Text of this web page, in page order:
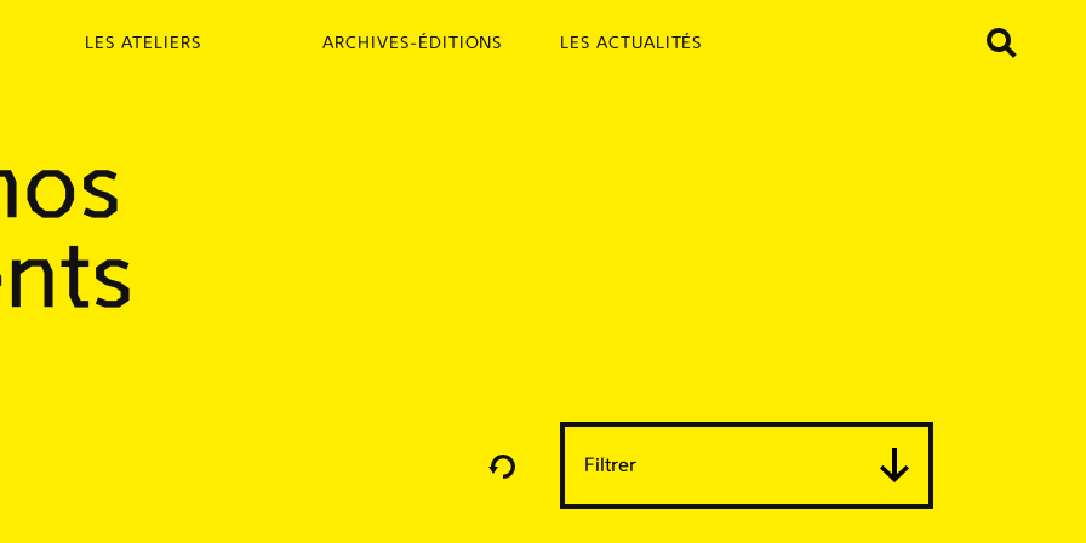
LES ATELIERS ARCHIVES-ÉDITIONS LES ACTUALITÉS
Filtrer